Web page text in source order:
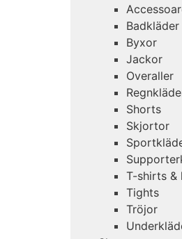
Badkläder
Byxor
Jackor
Overaller
Shorts
Skjortor
T-shirts &
Tights
Tröjor